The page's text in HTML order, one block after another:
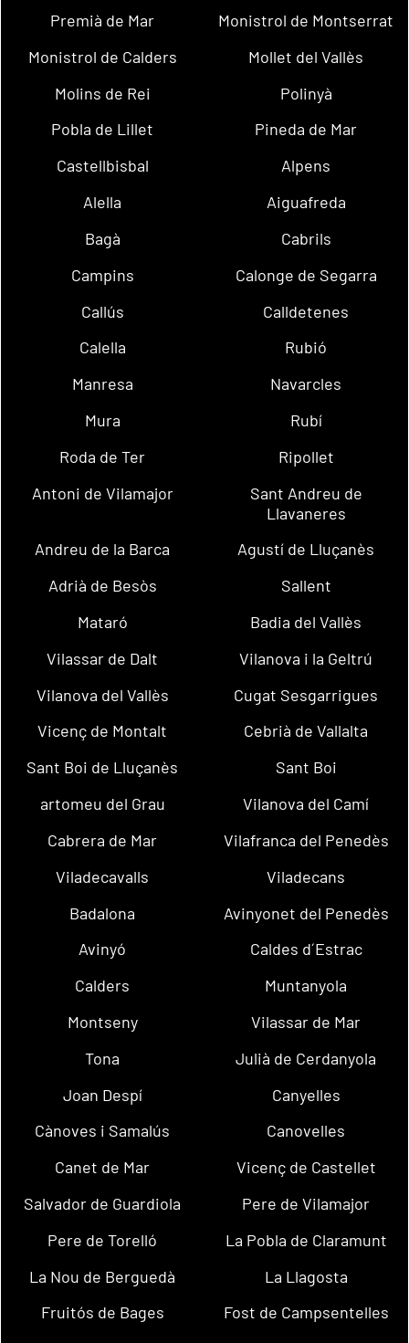
Premià de Mar
Monistrol de Montserrat
Monistrol de Calders
Mollet del Vallès
Molins de Rei
Polinyà
Pobla de Lillet
Pineda de Mar
Castellbisbal
Alpens
Alella
Aiguafreda
Bagà
Cabrils
Campins
Calonge de Segarra
Callús
Calldetenes
Calella
Rubió
Manresa
Navarcles
Mura
Rubí
Roda de Ter
Ripollet
Antoni de Vilamajor
Sant Andreu de
Llavaneres
Andreu de la Barca
Agustí de Lluçanès
Adrià de Besòs
Sallent
Mataró
Badia del Vallès
Vilassar de Dalt
Vilanova i la Geltrú
Vilanova del Vallès
Cugat Sesgarrigues
Vicenç de Montalt
Cebrià de Vallalta
Sant Boi de Lluçanès
Sant Boi
artomeu del Grau
Vilanova del Camí
Cabrera de Mar
Vilafranca del Penedès
Viladecavalls
Viladecans
Badalona
Avinyonet del Penedès
Avinyó
Caldes d´Estrac
Calders
Muntanyola
Montseny
Vilassar de Mar
Tona
Julià de Cerdanyola
Joan Despí
Canyelles
Cànoves i Samalús
Canovelles
Canet de Mar
Vicenç de Castellet
Salvador de Guardiola
Pere de Vilamajor
Pere de Torelló
La Pobla de Claramunt
La Nou de Berguedà
La Llagosta
Fruitós de Bages
Fost de Campsentelles